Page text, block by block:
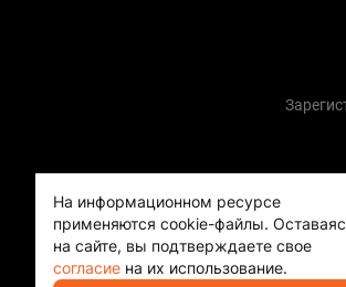
На информационном ресурсе
применяются cookie-файлы.
на сайте, вы подтверждаете свое
согласие на их использование.